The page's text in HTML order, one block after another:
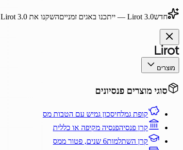
חדשLirot 3.0 — ייתכנו באגים זמנייםהשקנו את Lirot 3.0
מוצרים
סוגי מוצרים פנסיונים
קופת גמלחיסכון גמיש עם הטבות מס
קרן פנסיהפנסיה מקיפה או כללית
קרן השתלמות6 שנים, פטור ממס